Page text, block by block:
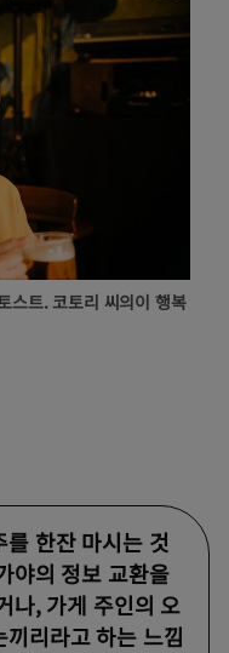
스트. 코토리 씨의이 행복
한잔 마시는 것
야의 정보 교환을
나, 가게 주인의 오
리라고 하는 느낌